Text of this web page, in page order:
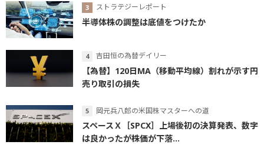
ストラテジーレポート
半導体株の調整は底値をつけたか
吉田恒の為替デイリー
【為替】120日MA（移動平均線）割れが示す円
売り取引の損失
岡元兵八郎の米国株マスターへの道
スペースＸ［SPCX］上場後初の決算発表、数字
は良かったが株価が下落...